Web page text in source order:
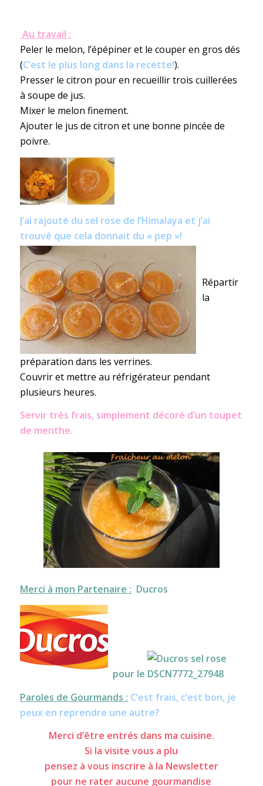
Au travail :
Peler le melon, l’épépiner et le couper en gros dés
(C’est le plus long dans la recette!).
Presser le citron pour en recueillir trois cuillerées
à soupe de jus.
Mixer le melon finement.
Ajouter le jus de citron et une bonne pincée de
poivre.
J’ai rajouté du sel rose de l’Himalaya et j’ai
trouvé que cela donnait du « pep »!
Répartir
la
préparation dans les verrines.
Couvrir et mettre au réfrigérateur pendant
plusieurs heures.
Servir très frais, simplement décoré d’un toupet
de menthe.
Merci à mon Partenaire : Ducros
pour le
Paroles de Gourmands : C’est frais, c’est bon, je
peux en reprendre une autre?
Merci d’être entrés dans ma cuisine.
Si la visite vous a plu
pensez à vous inscrire à la Newsletter
pour ne rater aucune gourmandise